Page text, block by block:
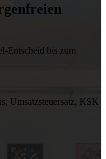
Entscheid bis zum
Umsatzsteuersatz, KSK